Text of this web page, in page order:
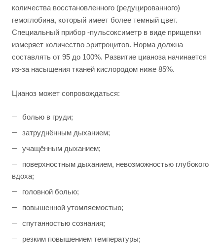
количества восстановленного (редуцированного)
гемоглобина, который имеет более темный цвет.
Специальный прибор -пульсоксиметр в виде прищепки
измеряет количество эритроцитов. Норма должна
составлять от 95 до 100%. Развитие цианоза начинается
из-за насыщения тканей кислородом ниже 85%.
Цианоз может сопровождаться:
болью в груди;
затруднённым дыханием;
учащённым дыханием;
поверхностным дыханием, невозможностью глубокого
вдоха;
головной болью;
повышенной утомляемостью;
спутанностью сознания;
резким повышением температуры;